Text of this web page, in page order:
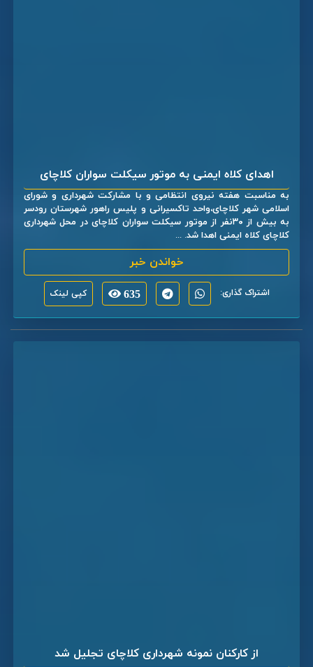
اهدای کلاه ایمنی به موتور سیکلت سواران کلاچای
به مناسبت هفته نیروی انتظامی و با مشارکت شهرداری و شورای
اسلامی شهر کلاچای،واحد تاکسیرانی و پلیس راهور شهرستان رودسر
به بیش از ۳۰نفر از موتور سیکلت سواران کلاچای در محل شهرداری
کلاچای کلاه ایمنی اهدا شد. ...
خواندن خبر
اشتراک گذاری: 635 کپی لینک
از کارکنان نمونه شهرداری کلاچای تجلیل شد